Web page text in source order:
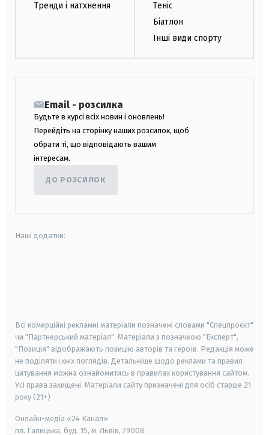
Тренди і натхнення
Теніс
Біатлон
Інші види спорту
Email - розсилка
Будьте в курсі всіх новин і оновлень!
Перейдіть на сторінку наших розсилок, щоб
обрати ті, що відповідають вашим
інтересам.
ДО РОЗСИЛОК
Наші додатки:
Всі комерційні рекламні матеріали позначені словами "Спецпроєкт"
чи "Партнерський матеріал". Матеріали з позначкою "Експерт",
"Позиція" відображають позицію авторів та героїв. Редакція може
не поділяти їхніх поглядів. Детальніше щодо реклами та правил
цитування можна ознайомитись в правилах користування сайтом.
Усі права захищені. Матеріали сайту призначені для осіб старше 21
року (21+)
Онлайн-медіа «24 Канал»
пл. Галицька, буд. 15, м. Львів, 79008